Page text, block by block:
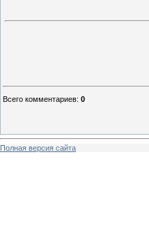
Всего комментариев: 0
Полная версия сайта